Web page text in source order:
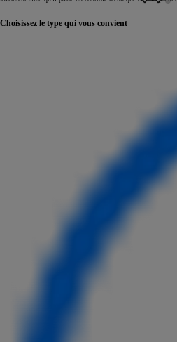
Choisissez le type qui vous convient